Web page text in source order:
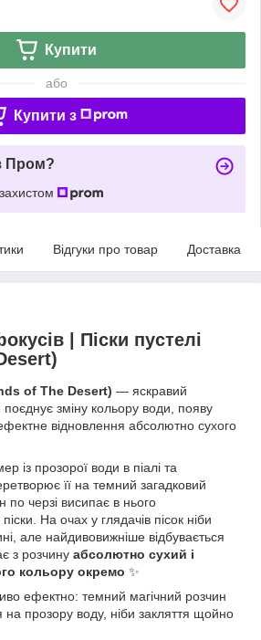
Купити
або
Купити з
Пром?
Відгуки про товар Доставка
| Піски пустелі
of The Desert) — яскравий
зміну кольору води, появу
відновлення абсолютно сухого
із прозорої води в піалі та
її на темний загадковий
по черзі висипає в нього
піски. На очах у глядачів пісок ніби
але найдивовижніше відбувається
з розчину абсолютно сухий і
кольору окремо ✨
ефектно: темний магічний розчин
на прозору воду, ніби закляття щойно